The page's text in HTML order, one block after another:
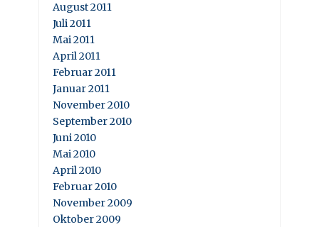
August 2011
Juli 2011
Mai 2011
April 2011
Februar 2011
Januar 2011
November 2010
September 2010
Juni 2010
Mai 2010
April 2010
Februar 2010
November 2009
Oktober 2009